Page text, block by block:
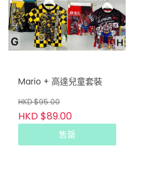
Mario + 高達兒童套裝
HKD $95.00
HKD $89.00
售罄